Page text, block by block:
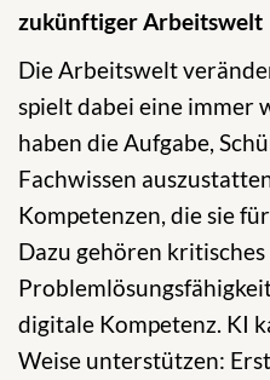
zukünftiger Arbeitswelt
Die Arbeitswelt
spielt dabei eine immer
haben die Aufgabe,
Fachwissen
Kompetenzen, die sie
Dazu gehören kritisches
digitale Kompetenz. KI
Weise unterstützen: